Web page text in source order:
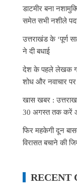
डाटमीर बना
समेत सभी नशीले
उत्तराखंड के ‘पूर्ण
ने दी बधाई
देश के पहले लेखक गांव
शोध और नवाचार
खास खबर :
30 अगस्त तक करें
फिर महकेगी दून
विरासत बचाने की
RECENT